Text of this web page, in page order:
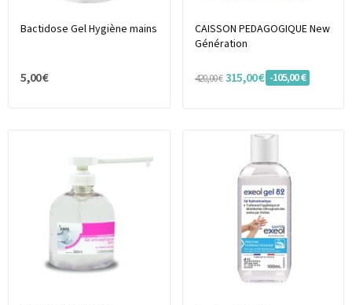
Bactidose Gel Hygiène mains
5,00 €
CAISSON PEDAGOGIQUE New
Génération
420,00 € 315,00 € -105,00 €